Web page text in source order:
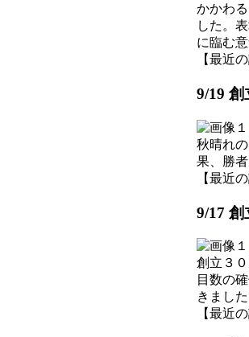
かかわ
した。
に臨む
【最近
9/19 創
秋晴れ
果、勝
【最近
9/17
創立３
目数の
きました
【最近